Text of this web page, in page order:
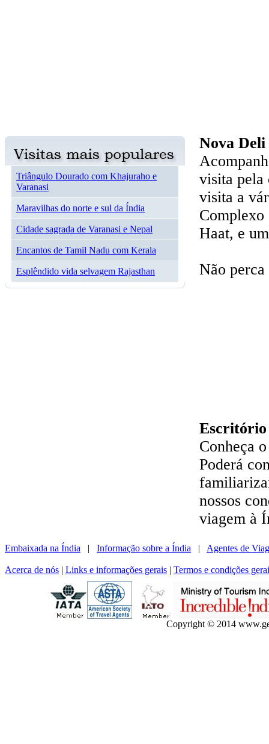
Triângulo Dourado com Khajuraho e
Varanasi
Maravilhas do norte e sul da Índia
Cidade sagrada de Varanasi e Nepal
Encantos de Tamil Nadu com Kerala
Esplêndido vida selvagem Rajasthan
Nova Deli
visita pela
visita a
Haat, e
Não
Escritório
Conheça
Poderá
nossos
viagem à
Embaixada na Índia | Informação sobre a Índia | Agentes de
Acerca de nós | Links e informações gerais | Termos e condições
Copyright © 2014